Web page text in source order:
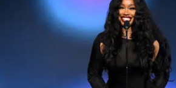
每日栏目
时 尚
球 鞋